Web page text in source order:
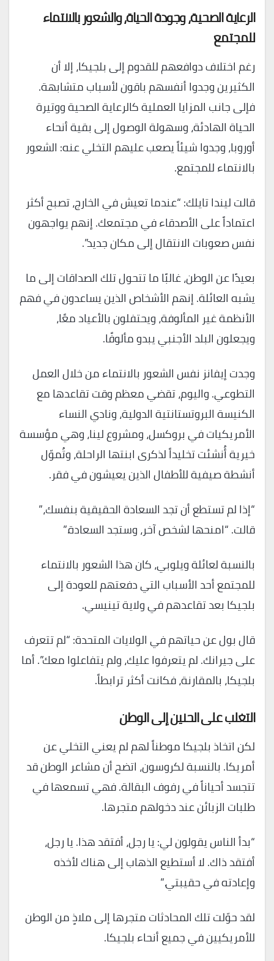
الرعاية الصحية، وجودة الحياة، والشعور بالانتماء
للمجتمع
رغم اختلاف دوافعهم للقدوم إلى بلجيكا، إلا أن
الكثيرين وجدوا أنفسهم باقون لأسباب متشابهة.
فإلى جانب المزايا العملية كالرعاية الصحية ووتيرة
الحياة الهادئة، وسهولة الوصول إلى بقية أنحاء
أوروبا، وجدوا شيئاً يصعب عليهم التخلي عنه: الشعور
بالانتماء للمجتمع.
قالت ليندا تايلك: “عندما تعيش في الخارج، تصبح أكثر
اعتماداً على الأصدقاء في مجتمعك. إنهم يواجهون
نفس صعوبات الانتقال إلى مكان جديد”.
بعيدًا عن الوطن، غالبًا ما تتحول تلك الصداقات إلى ما
يشبه العائلة. إنهم الأشخاص الذين يساعدون في فهم
الأنظمة غير المألوفة، ويحتفلون بالأعياد معًا،
ويجعلون البلد الأجنبي يبدو مألوفًا.
وجدت إيفانز نفس الشعور بالانتماء من خلال العمل
التطوعي. واليوم، تقضي معظم وقت تقاعدها مع
الكنيسة البروتستانتية الدولية، ونادي النساء
الأمريكيات في بروكسل، ومشروع لينا، وهي مؤسسة
خيرية أُنشئت تخليداً لذكرى ابنتها الراحلة، وتُموّل
أنشطة صيفية للأطفال الذين يعيشون في فقر.
“إذا لم تستطع أن تجد السعادة الحقيقية بنفسك،”
قالت. “امنحها لشخص آخر، وستجد السعادة.”
بالنسبة لعائلة ويلوبي، كان هذا الشعور بالانتماء
للمجتمع أحد الأسباب التي دفعتهم للعودة إلى
بلجيكا بعد تقاعدهم في ولاية تينيسي.
قال بول عن حياتهم في الولايات المتحدة: “لم تتعرف
على جيرانك. لم يتعرفوا عليك، ولم يتفاعلوا معك”. أما
بلجيكا، بالمقارنة، فكانت أكثر ترابطاً.
التغلب على الحنين إلى الوطن
لكن اتخاذ بلجيكا موطناً لهم لم يعني التخلي عن
أمريكا. بالنسبة لكروسون، اتضح أن مشاعر الوطن قد
تتجسد أحياناً في رفوف البقالة. فهي تسمعها في
طلبات الزبائن عند دخولهم متجرها.
“بدأ الناس يقولون لي: يا رجل، أفتقد هذا. يا رجل،
أفتقد ذاك. لا أستطيع الذهاب إلى هناك لأخذه
وإعادته في حقيبتي.”
لقد حوّلت تلك المحادثات متجرها إلى ملاذٍ من الوطن
للأمريكيين في جميع أنحاء بلجيكا.